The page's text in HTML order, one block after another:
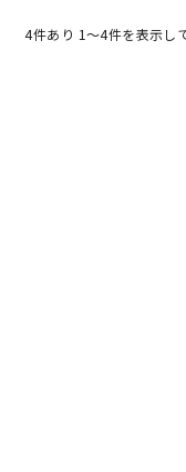
4件あり 1〜4件を表示し